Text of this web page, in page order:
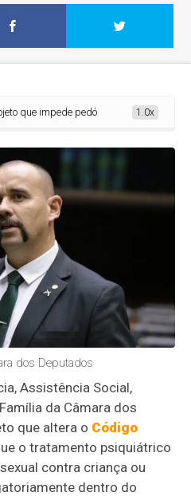
que impede pedófilos de saírem da
1.0x
dos Deputados
Assistência Social,
da Câmara dos
que altera o Código
o tratamento psiquiátrico
contra criança ou
dentro do